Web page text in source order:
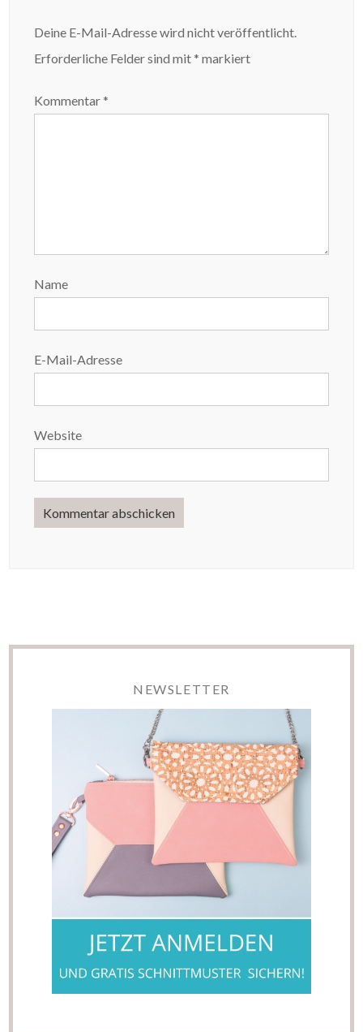
Deine E-Mail-Adresse wird nicht veröffentlicht.
Erforderliche Felder sind mit* markiert
Kommentar*
Name
E-Mail-Adresse
Website
NEWSLETTER